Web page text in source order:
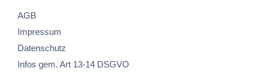
AGB
Impressum
Datenschutz
Infos gem. Art 13-14 DSGVO